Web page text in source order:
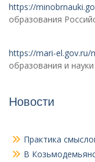
https://
образования
https://mari-el.gov.ru/
образования и
Новости
Практика
В